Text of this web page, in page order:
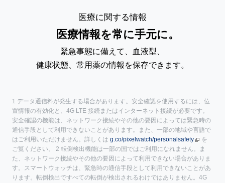
医療に関する情報
医療情報を常に手元に。
緊急事態に備えて、血液型、
健康状態、 常用薬の情報を保存できます。
1 データ通信料が発生する場合があります。安全確認を使用するには、位
置情報の有効化と、4G LTE 接続またはインターネット接続が必要です。
安全確認の機能は、ネットワーク接続やその他の要因によっては緊急時の
通信手段として利用できないことがあります。また、一部の地域や言語で
はご利用いただけません。詳しくは g.co/pixelwatch/personalsafety
を
ご覧ください。 2 転倒検出機能は一部の国ではご利用になれません。ま
た、ネットワーク接続やその他の要因によって利用できない場合がありま
す。スマートウォッチは、緊急時の通信手段として利用できないことがあ
ります。転倒検出ですべての転倒が検出されるわけではありません。4G